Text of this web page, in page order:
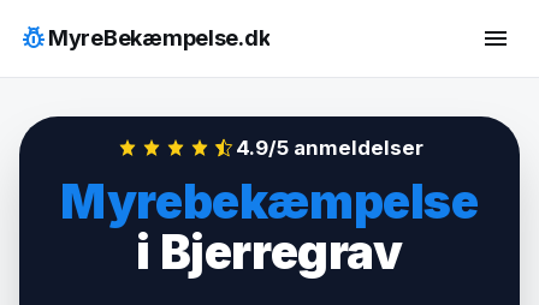
indhold
pest_controlMyreBekæmpelse.dk menu
4.9/5 anmeldelser
Myrebekæmpelse
i Bjerregrav